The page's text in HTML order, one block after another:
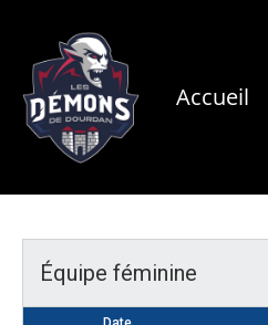
main
content
Accueil
Équipe féminine